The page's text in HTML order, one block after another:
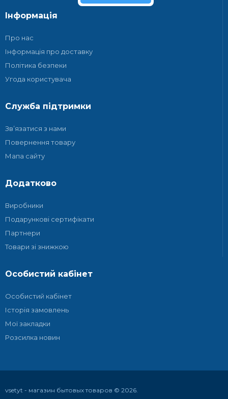
Інформація
Про нас
Інформація про доставку
Політика безпеки
Угода користувача
Служба підтримки
Зв’язатися з нами
Повернення товару
Мапа сайту
Додатково
Виробники
Подарункові сертифікати
Партнери
Товари зі знижкою
Особистий кабінет
Особистий кабінет
Історія замовлень
Мої закладки
Розсилка новин
vsetyt - магазин бытовых товаров © 2026.